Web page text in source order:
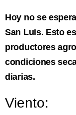
Hoy no se
San Luis. Esto
productores
condiciones
diarias.
Viento: